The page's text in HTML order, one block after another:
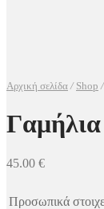
Αρχική σελίδα / Shop /
45.00 €
Προσωπικά